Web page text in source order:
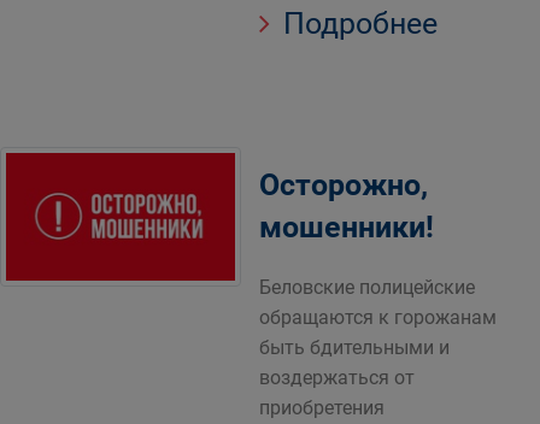
Подробнее
Осторожно,
мошенники!
Беловские полицейские
обращаются к горожанам
быть бдительными и
воздержаться от
приобретения